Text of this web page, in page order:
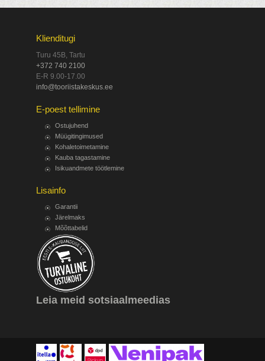
Klienditugi
Turu 45B, Tartu
+372 740 2100
E-R 9.00-17.00
info@tooriistakeskus.ee
E-poest tellimine
Ostujuhend
Müügitingimused
Kohaletoimetamine
Kauba tagastamine
Isikuandmete töötlemine
Lisainfo
Garantii
Järelmaks
Mõõttabelid
Leia meid sotsiaalmeedias